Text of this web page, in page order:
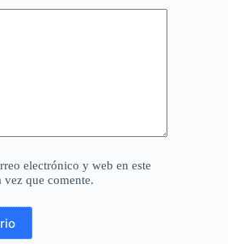
electrónico y web en este
que comente.